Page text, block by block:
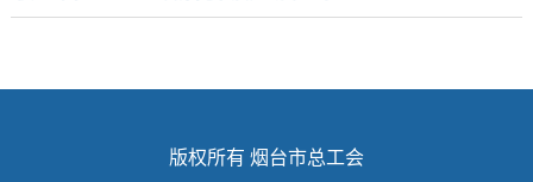
版权所有 烟台市总工会